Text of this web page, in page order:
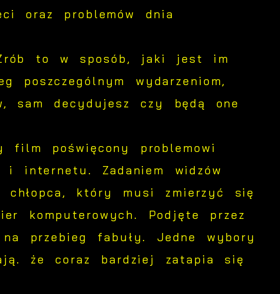
oraz problemów dnia
to w sposób, jaki jest im
poszczególnym wydarzeniom,
sam decydujesz czy będą one
poświęcony problemowi
internetu. Zadaniem widzów
chłopca, który musi zmierzyć się
komputerowych. Podjęte przez
przebieg fabuły. Jedne wybory
że coraz bardziej zatapia się